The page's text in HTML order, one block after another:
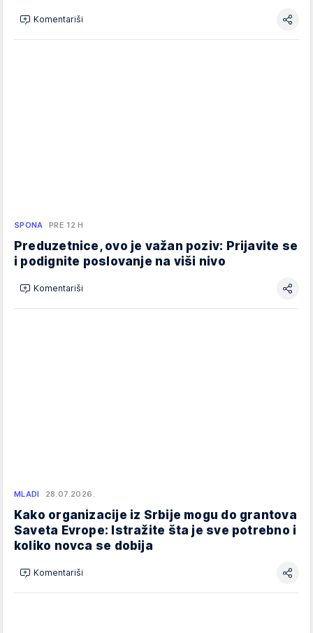
Komentariši
SPONA PRE 12 H
Preduzetnice, ovo je važan poziv: Prijavite se
i podignite poslovanje na viši nivo
Komentariši
MLADI 28.07.2026.
Kako organizacije iz Srbije mogu do grantova
Saveta Evrope: Istražite šta je sve potrebno i
koliko novca se dobija
Komentariši